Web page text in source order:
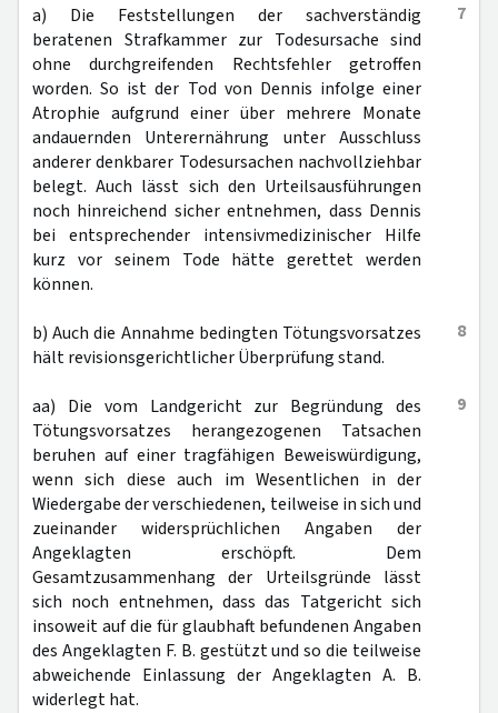
7
a) Die Feststellungen der sachverständig
beratenen Strafkammer zur Todesursache sind
ohne durchgreifenden Rechtsfehler getroffen
worden. So ist der Tod von Dennis infolge einer
Atrophie aufgrund einer über mehrere Monate
andauernden Unterernährung unter Ausschluss
anderer denkbarer Todesursachen nachvollziehbar
belegt. Auch lässt sich den Urteilsausführungen
noch hinreichend sicher entnehmen, dass Dennis
bei entsprechender intensivmedizinischer Hilfe
kurz vor seinem Tode hätte gerettet werden
können.
8
b) Auch die Annahme bedingten Tötungsvorsatzes
hält revisionsgerichtlicher Überprüfung stand.
9
aa) Die vom Landgericht zur Begründung des
Tötungsvorsatzes herangezogenen Tatsachen
beruhen auf einer tragfähigen Beweiswürdigung,
wenn sich diese auch im Wesentlichen in der
Wiedergabe der verschiedenen, teilweise in sich und
zueinander widersprüchlichen Angaben der
Angeklagten erschöpft. Dem
Gesamtzusammenhang der Urteilsgründe lässt
sich noch entnehmen, dass das Tatgericht sich
insoweit auf die für glaubhaft befundenen Angaben
des Angeklagten F. B. gestützt und so die teilweise
abweichende Einlassung der Angeklagten A. B.
widerlegt hat.